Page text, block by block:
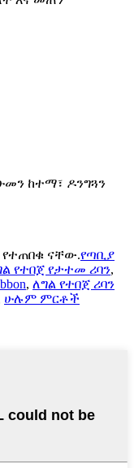
ከተማ፣ ዶንግጓን
የተጠበቁ ናቸው.የጣቢያ
የተበጀ የታተመ ሪባን,
, ለግል የተበጀ ሪባን
ሁሉም ምርቶች